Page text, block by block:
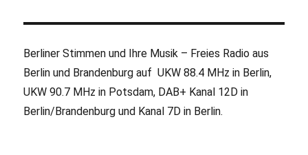
Berliner Stimmen und Ihre Musik – Freies Radio aus
Berlin und Brandenburg auf UKW 88.4 MHz in Berlin,
UKW 90.7 MHz in Potsdam, DAB+ Kanal 12D in
Berlin/Brandenburg und Kanal 7D in Berlin.